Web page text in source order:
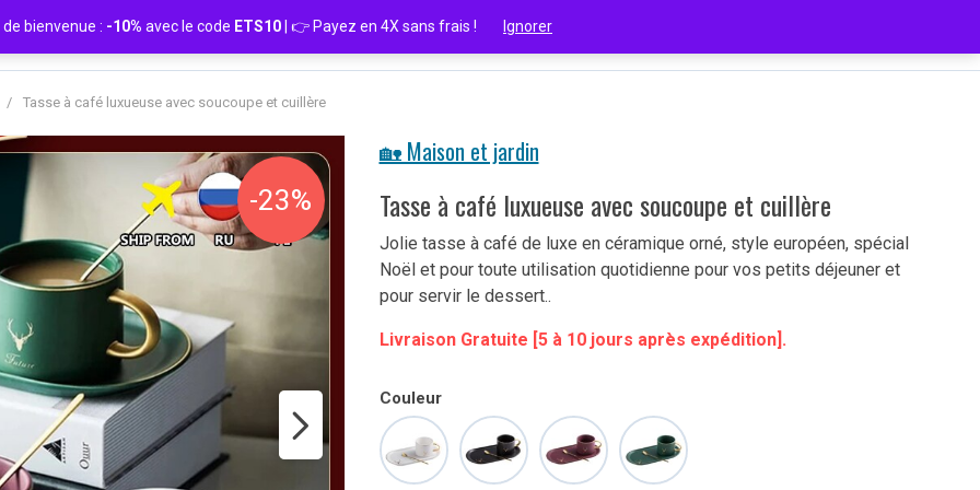
/ Tasse à café luxueuse avec soucoupe et cuillère
-23%
🏡 Maison et jardin
Tasse à café luxueuse avec soucoupe et cuillère
Jolie tasse à café de luxe en céramique orné, style européen, spécial
Noël et pour toute utilisation quotidienne pour vos petits déjeuner et
pour servir le dessert..
Livraison Gratuite [5 à 10 jours après expédition].
Couleur
bienvenue : -10% avec le code ETS10 | 👉 Payez en 4X sans frais ! Ignorer